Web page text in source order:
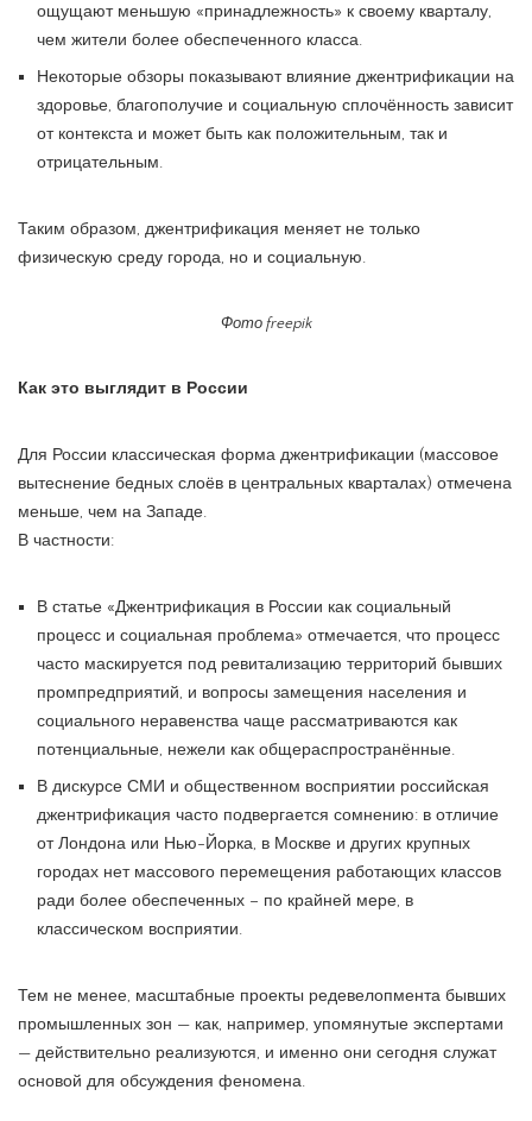
ощущают меньшую «принадлежность» к своему кварталу,
чем жители более обеспеченного класса.
Некоторые обзоры показывают влияние джентрификации на
здоровье, благополучие и социальную сплочённость зависит
от контекста и может быть как положительным, так и
отрицательным.
Таким образом, джентрификация меняет не только
физическую среду города, но и социальную.
Фото freepik
Как это выглядит в России
Для России классическая форма джентрификации (массовое
вытеснение бедных слоёв в центральных кварталах) отмечена
меньше, чем на Западе.
В частности:
В статье «Джентрификация в России как социальный
процесс и социальная проблема» отмечается, что процесс
часто маскируется под ревитализацию территорий бывших
промпредприятий, и вопросы замещения населения и
социального неравенства чаще рассматриваются как
потенциальные, нежели как общераспространённые.
В дискурсе СМИ и общественном восприятии российская
джентрификация часто подвергается сомнению: в отличие
от Лондона или Нью-Йорка, в Москве и других крупных
городах нет массового перемещения работающих классов
ради более обеспеченных – по крайней мере, в
классическом восприятии.
Тем не менее, масштабные проекты редевелопмента бывших
промышленных зон — как, например, упомянутые экспертами
— действительно реализуются, и именно они сегодня служат
основой для обсуждения феномена.